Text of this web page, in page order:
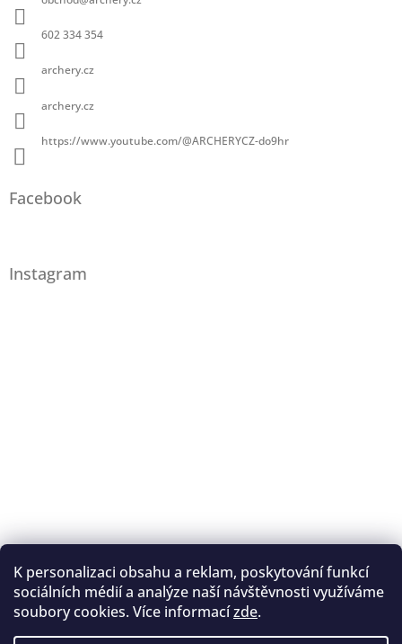
K personalizaci obsahu a reklam, poskytování funkcí
sociálních médií a analýze naší návštěvnosti využíváme
soubory cookies. Více informacízde.
602 334 354
archery.cz
archery.cz
https://www.youtube.com/@ARCHERYCZ-do9hr
Facebook
Instagram
Sledovat na Instagramu